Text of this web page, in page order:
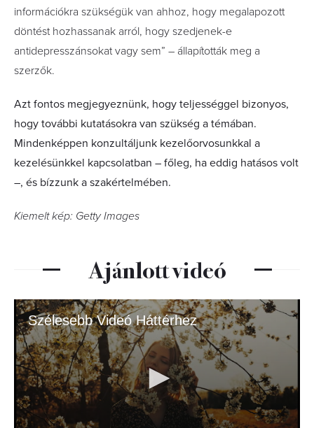
információkra szükségük van ahhoz, hogy megalapozott
döntést hozhassanak arról, hogy szedjenek-e
antidepresszánsokat vagy sem” – állapították meg a
szerzők.
Azt fontos megjegyeznünk, hogy teljességgel bizonyos,
hogy további kutatásokra van szükség a témában.
Mindenképpen konzultáljunk kezelőorvosunkkal a
kezelésünkkel kapcsolatban – főleg, ha eddig hatásos volt
–, és bízzunk a szakértelmében.
Kiemelt kép: Getty Images
Ajánlott videó
Szélesebb Videó Háttérhez